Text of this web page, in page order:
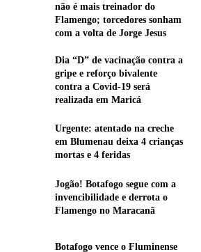
não é mais treinador do
Flamengo; torcedores sonham
com a volta de Jorge Jesus
Dia “D” de vacinação contra a
gripe e reforço bivalente
contra a Covid-19 será
realizada em Maricá
Urgente: atentado na creche
em Blumenau deixa 4 crianças
mortas e 4 feridas
Jogão! Botafogo segue com a
invencibilidade e derrota o
Flamengo no Maracanã
Botafogo vence o Fluminense